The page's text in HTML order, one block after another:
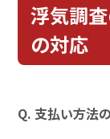
浮気調
の対応
Q. 支払い方法